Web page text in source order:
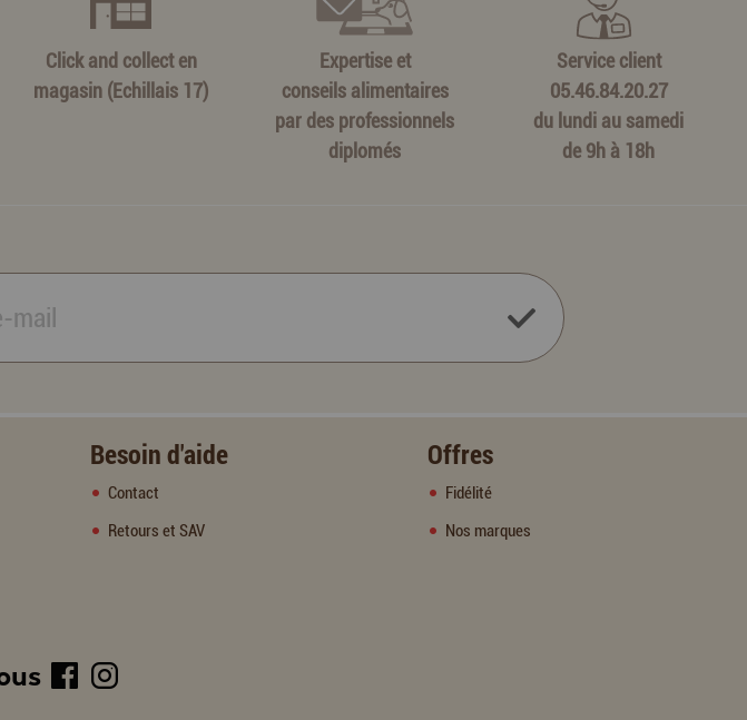
Click and collect en
magasin (Echillais 17)
Expertise et
conseils alimentaires
par des professionnels
diplomés
Service client
05.46.84.20.27
du lundi au samedi
de 9h à 18h
Besoin d'aide
Contact
Retours et SAV
Offres
Fidélité
Nos marques